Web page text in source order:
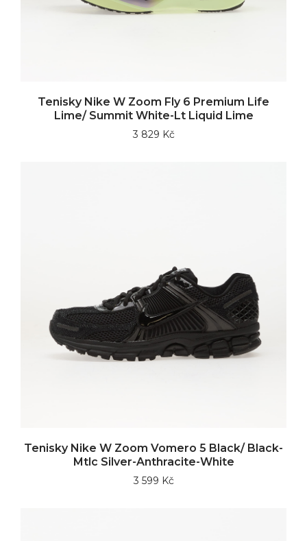
Tenisky Nike W Zoom Fly 6 Premium Life
Lime/ Summit White-Lt Liquid Lime
3 829 Kč
Tenisky Nike W Zoom Vomero 5 Black/ Black-
Mtlc Silver-Anthracite-White
3 599 Kč